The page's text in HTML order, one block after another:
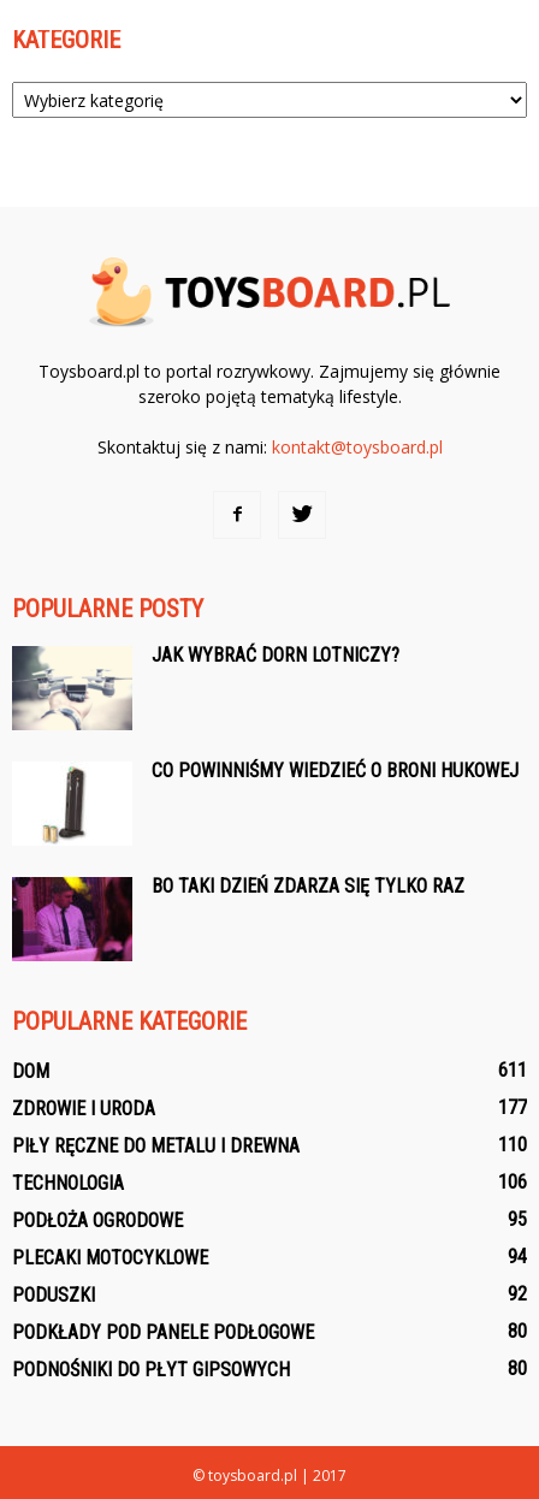
KATEGORIE
Kategorie
Toysboard.pl to portal rozrywkowy. Zajmujemy się głównie
szeroko pojętą tematyką lifestyle.
Skontaktuj się z nami: kontakt@toysboard.pl
POPULARNE POSTY
JAK WYBRAĆ DORN LOTNICZY?
CO POWINNIŚMY WIEDZIEĆ O BRONI HUKOWEJ
BO TAKI DZIEŃ ZDARZA SIĘ TYLKO RAZ
POPULARNE KATEGORIE
DOM
611
ZDROWIE I URODA
177
PIŁY RĘCZNE DO METALU I DREWNA
110
TECHNOLOGIA
106
PODŁOŻA OGRODOWE
95
PLECAKI MOTOCYKLOWE
94
PODUSZKI
92
PODKŁADY POD PANELE PODŁOGOWE
80
PODNOŚNIKI DO PŁYT GIPSOWYCH
80
© toysboard.pl | 2017